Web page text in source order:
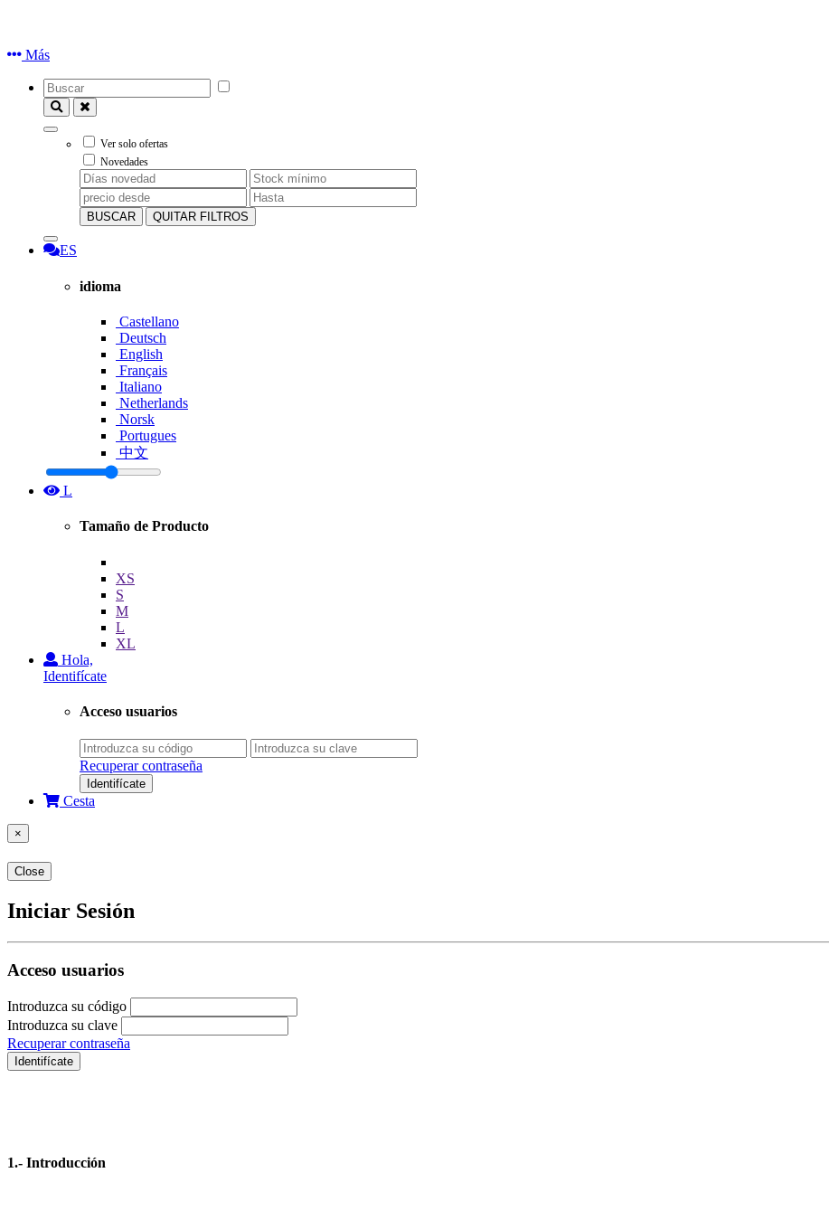
Más
Ver solo ofertas
Novedades
BUSCAR QUITAR FILTROS
ES
idioma
Castellano
Deutsch
English
Français
Italiano
Netherlands
Norsk
Portugues
中文
L
Tamaño de Producto
XS
S
M
L
XL
Hola,
Identifícate
Acceso usuarios
Recuperar contraseña
Identifícate
Cesta
×
Close
Iniciar Sesión
Acceso usuarios
Introduzca su código
Introduzca su clave
Recuperar contraseña
Identifícate
1.- Introducción